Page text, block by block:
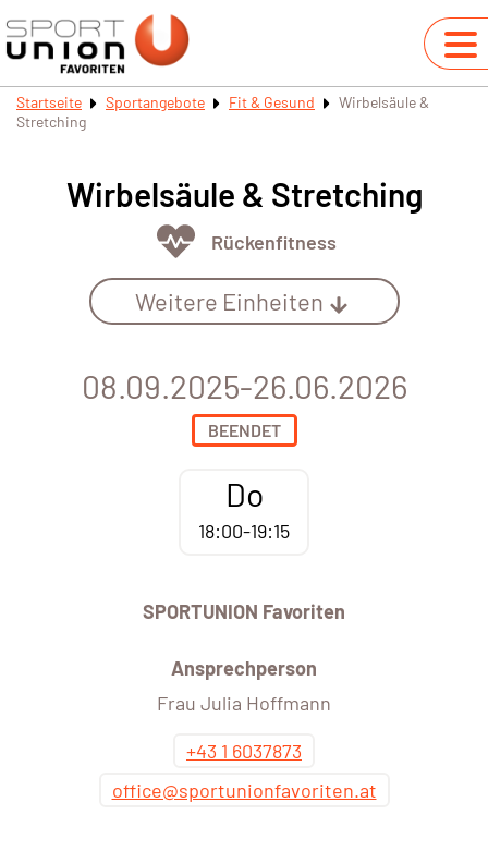
Startseite Sportangebote Fit & Gesund
Wirbelsäule &
Stretching
Wirbelsäule & Stretching
Rückenfitness
Weitere Einheiten
08.09.2025-26.06.2026
BEENDET
Do
18:00-19:15
SPORTUNION Favoriten
Ansprechperson
Frau Julia Hoffmann
+43 1 6037873
office@sportunionfavoriten.at